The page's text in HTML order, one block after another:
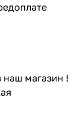
наш магазин !